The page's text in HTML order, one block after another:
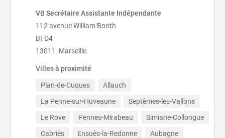
VB Secrétaire Assistante Indépendante
112 avenue William Booth
Bt D4
13011 Marseille
Villes à proximité
Plan-de-Cuques
Allauch
La Penne-sur-Huveaune
Septèmes-les-Vallons
Le Rove
Pennes-Mirabeau
Simiane-Collongue
Cabriès
Ensuès-la-Redonne
Aubagne